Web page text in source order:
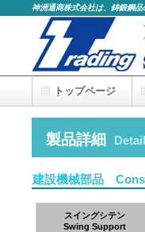
神洲通商株式会社は、鋳鍛鋼
製品詳細
建設機械部品
スイングシテン
Swing Support
トップページ